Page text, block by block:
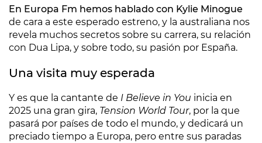
En Europa Fm hemos hablado con Kylie Minogue
de cara a este esperado estreno, y la australiana nos
revela muchos secretos sobre su carrera, su relación
con Dua Lipa, y sobre todo, su pasión por España.
Una visita muy esperada
Y es que la cantante de I Believe in You inicia en
2025 una gran gira, Tension World Tour, por la que
pasará por países de todo el mundo, y dedicará un
preciado tiempo a Europa, pero entre sus paradas